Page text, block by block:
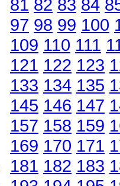
81 82 83 84
97 98 99 100
109 110 111
121 122 123
133 134 135
145 146 147
157 158 159
169 170 171
181 182 183